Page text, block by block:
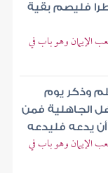
فليصم بقية
الإيمان وهو باب في
وذكر يوم
الجاهلية فمن
يدعه فليدعه
الإيمان وهو باب في